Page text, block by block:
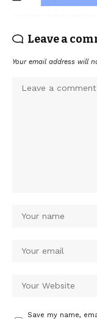
Leave a
Your email address will
Save my name,